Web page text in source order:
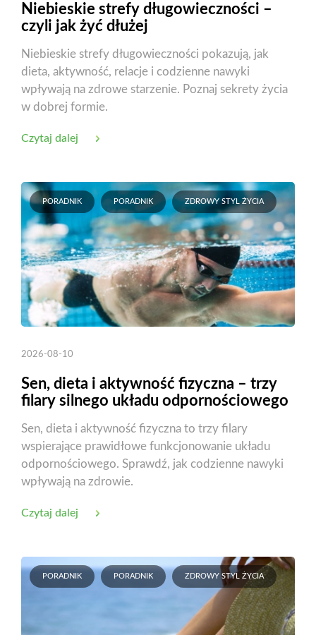
Niebieskie strefy długowieczności –
czyli jak żyć dłużej
Niebieskie strefy długowieczności pokazują, jak
dieta, aktywność, relacje i codzienne nawyki
wpływają na zdrowe starzenie. Poznaj sekrety życia
w dobrej formie.
Czytaj dalej
PORADNIK PORADNIK ZDROWY STYL ŻYCIA
2026-08-10
Sen, dieta i aktywność fizyczna – trzy
filary silnego układu odpornościowego
Sen, dieta i aktywność fizyczna to trzy filary
wspierające prawidłowe funkcjonowanie układu
odpornościowego. Sprawdź, jak codzienne nawyki
wpływają na zdrowie.
Czytaj dalej
PORADNIK PORADNIK ZDROWY STYL ŻYCIA